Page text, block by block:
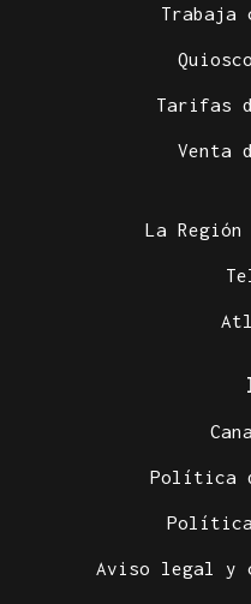
Trabaja
Tarifas
Venta
La
Política
Aviso legal y